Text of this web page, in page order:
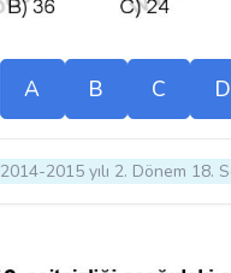
A B C D
2014-2015 yılı 2. Dönem 18.